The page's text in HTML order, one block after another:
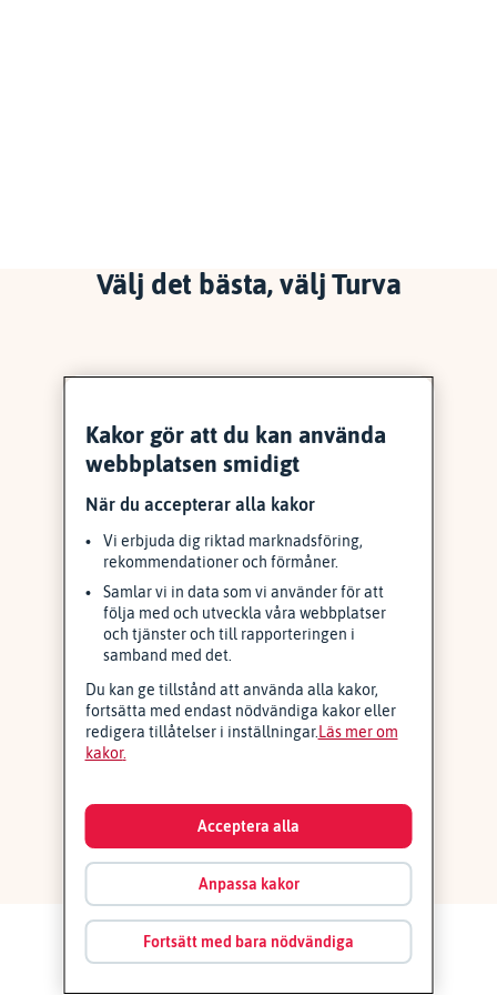
Välj det bästa, välj Turva
Kakor gör att du kan använda
webbplatsen smidigt
När du accepterar alla kakor
Vi erbjuda dig riktad marknadsföring,
rekommendationer och förmåner.
Samlar vi in data som vi använder för att
följa med och utveckla våra webbplatser
och tjänster och till rapporteringen i
samband med det.
Du kan ge tillstånd att använda alla kakor,
fortsätta med endast nödvändiga kakor eller
redigera tillåtelser i inställningar. Läs mer om
kakor
Anpassa kakor
Fortsätt med bara nödvändiga
Acceptera alla